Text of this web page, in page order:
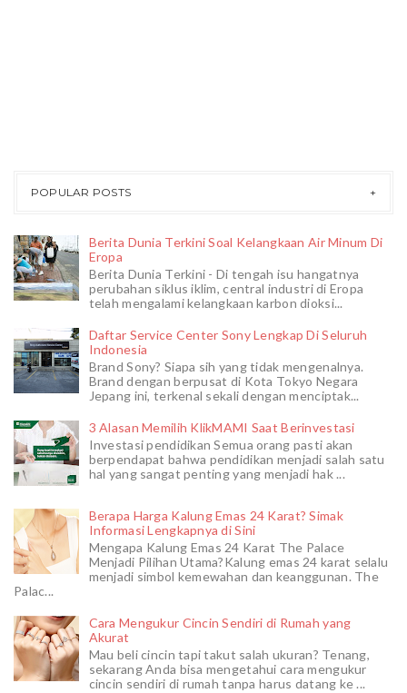
POPULAR POSTS
Berita Dunia Terkini Soal Kelangkaan Air Minum Di
Eropa
Berita Dunia Terkini - Di tengah isu hangatnya
perubahan siklus iklim, central industri di Eropa
telah mengalami kelangkaan karbon dioksi...
Daftar Service Center Sony Lengkap Di Seluruh
Indonesia
Brand Sony? Siapa sih yang tidak mengenalnya.
Brand dengan berpusat di Kota Tokyo Negara
Jepang ini, terkenal sekali dengan menciptak...
3 Alasan Memilih KlikMAMI Saat Berinvestasi
Investasi pendidikan Semua orang pasti akan
berpendapat bahwa pendidikan menjadi salah satu
hal yang sangat penting yang menjadi hak ...
Berapa Harga Kalung Emas 24 Karat? Simak
Informasi Lengkapnya di Sini
Mengapa Kalung Emas 24 Karat The Palace
Menjadi Pilihan Utama?Kalung emas 24 karat selalu
menjadi simbol kemewahan dan keanggunan. The
Palac...
Cara Mengukur Cincin Sendiri di Rumah yang
Akurat
Mau beli cincin tapi takut salah ukuran? Tenang,
sekarang Anda bisa mengetahui cara mengukur
cincin sendiri di rumah tanpa harus datang ke ...